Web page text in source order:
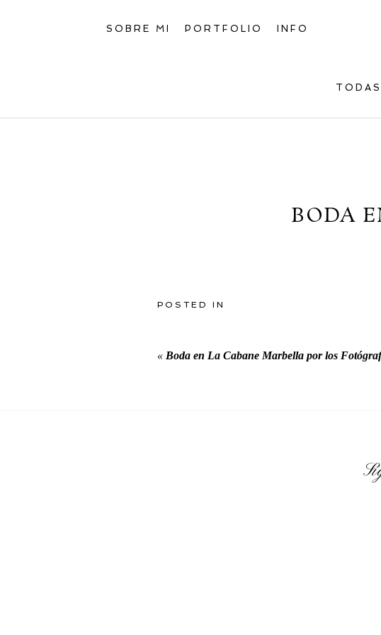
SOBRE MI PORTFOLIO INFO
TODAS
BODA
POSTED IN
« Boda en La Cabane Marbella por los